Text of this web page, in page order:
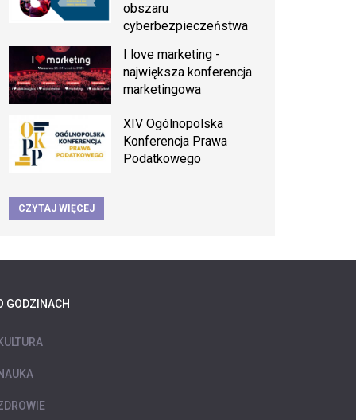
obszaru
cyberbezpieczeństwa
I love marketing -
największa konferencja
marketingowa
XIV Ogólnopolska
Konferencja Prawa
Podatkowego
CZYTAJ WIĘCEJ
GODZINACH